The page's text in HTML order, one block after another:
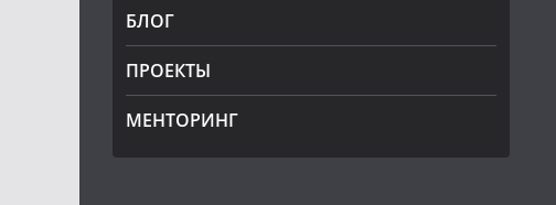
БЛОГ
ПРОЕКТЫ
МЕНТОРИНГ